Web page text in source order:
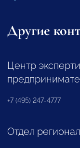
Другие
Центр
+7 (495) 247-4777
Отдел